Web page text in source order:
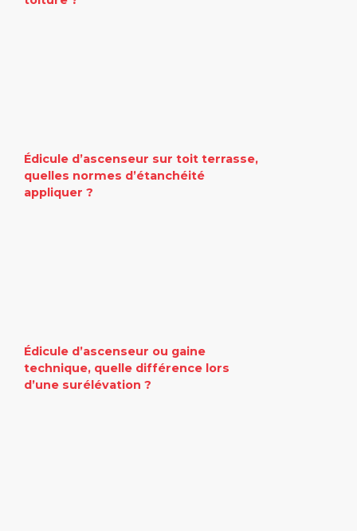
Édicule d’ascenseur sur toit terrasse,
quelles normes d’étanchéité
appliquer ?
Édicule d’ascenseur ou gaine
technique, quelle différence lors
d’une surélévation ?